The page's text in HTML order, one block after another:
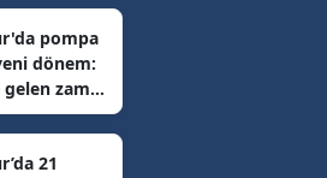
pompa
dönem:
zam
fiyatlar
21